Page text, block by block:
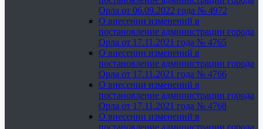
Орла от 06.09.2022 года № 4972
О внесении изменений в
постановление администрации города
Орла от 17.11.2021 года № 4765
О внесении изменений в
постановление администрации города
Орла от 17.11.2021 года № 4766
О внесении изменений в
постановление администрации города
Орла от 17.11.2021 года № 4768
О внесении изменений в
постановление администрации города